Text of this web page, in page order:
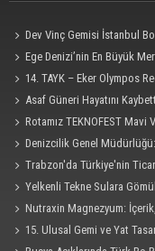
Dev Vinç Gemisi İstanbul
Ege Denizi’nin En Büyük
14. TAYK – Eker Olympos
Asaf Güneri Hayatını
Rotamız TEKNOFEST Mavi
Denizcilik Genel
Saldırısına Uğradı"
Trabzon'da Türkiye'nin
Yelkenli Tekne Sulara
Nutraxin Magnezyum:
15. Ulusal Gemi ve Yat